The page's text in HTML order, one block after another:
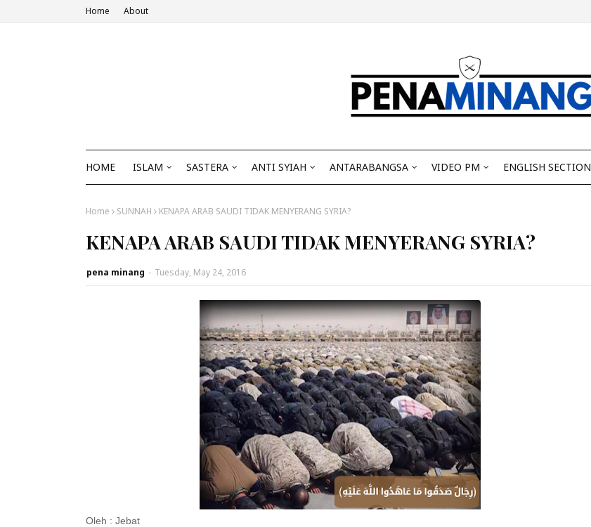
Home About
HOME ISLAM SASTERA ANTI SYIAH ANTARABANGSA VIDEO PM ENGLISH SECTION
Home SUNNAH KENAPA ARAB SAUDI TIDAK MENYERANG SYRIA?
KENAPA ARAB SAUDI TIDAK MENYERANG SYRIA?
pena minang - Tuesday, May 24, 2016
Oleh : Jebat